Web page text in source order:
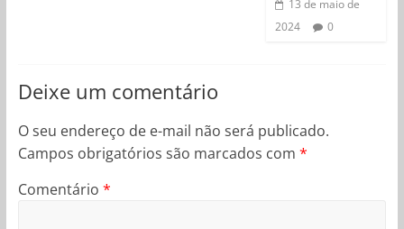
13 de maio de
2024
0
Deixe um comentário
O seu endereço de e-mail não será publicado.
Campos obrigatórios são marcados com *
Comentário *